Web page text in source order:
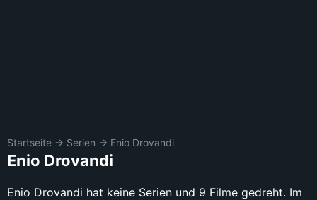
Startseite → Serien → Enio Drovandi
Enio Drovandi
Enio Drovandi hat keine Serien und 9 Filme gedreht. Im